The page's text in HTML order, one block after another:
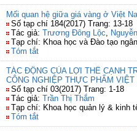
Mối quan hệ giữa giá vàng ở Việt
Số tạp chí 184(2017) Trang: 13-18
Tác giả: Trương Đông Lộc,
Tạp chí: Khoa học và Đào tạo
Tóm tắt
TÁC ĐỘNG CỦA LỢI THẾ CẠNH
CÔNG NGHIỆP THỰC PHẨM VIỆT
Số tạp chí 03(2017) Trang: 1-18
Tác giả: Trần Thị Thắm
Tạp chí: Khoa học quản lý & kinh
Tóm tắt